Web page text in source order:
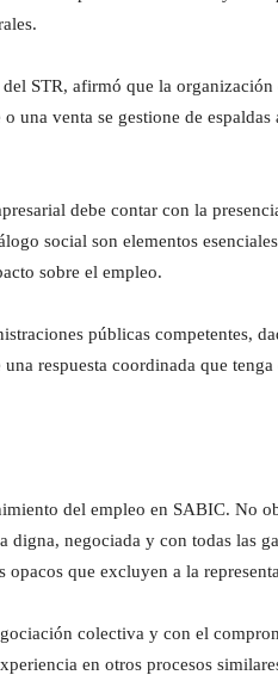
STR, afirmó que la
una venta se gestione de
debe contar con la
social son elementos
sobre el empleo.
públicas competentes,
respuesta coordinada que
del empleo en SABIC. No
negociada y con todas las
que excluyen a la
colectiva y con el
en otros procesos